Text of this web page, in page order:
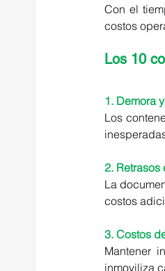
Con el
costos
Los 10
1. Demora
Los
2. Retrasos
La
costos
3. Costos
Mantener
inmoviliza